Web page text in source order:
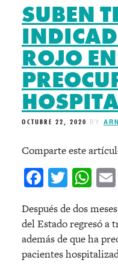
SUBEN
ROJO
OCTUBRE 22, 2020 BY
Comparte este
Facebook
Después de dos
del Estado regresó a
además de que ha
pacientes